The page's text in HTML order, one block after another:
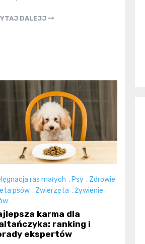
DALEJJ
ras małych , Psy , Zdrowie
psów , Zwierzęta ,Żywienie
karma dla
ranking i
ekspertów